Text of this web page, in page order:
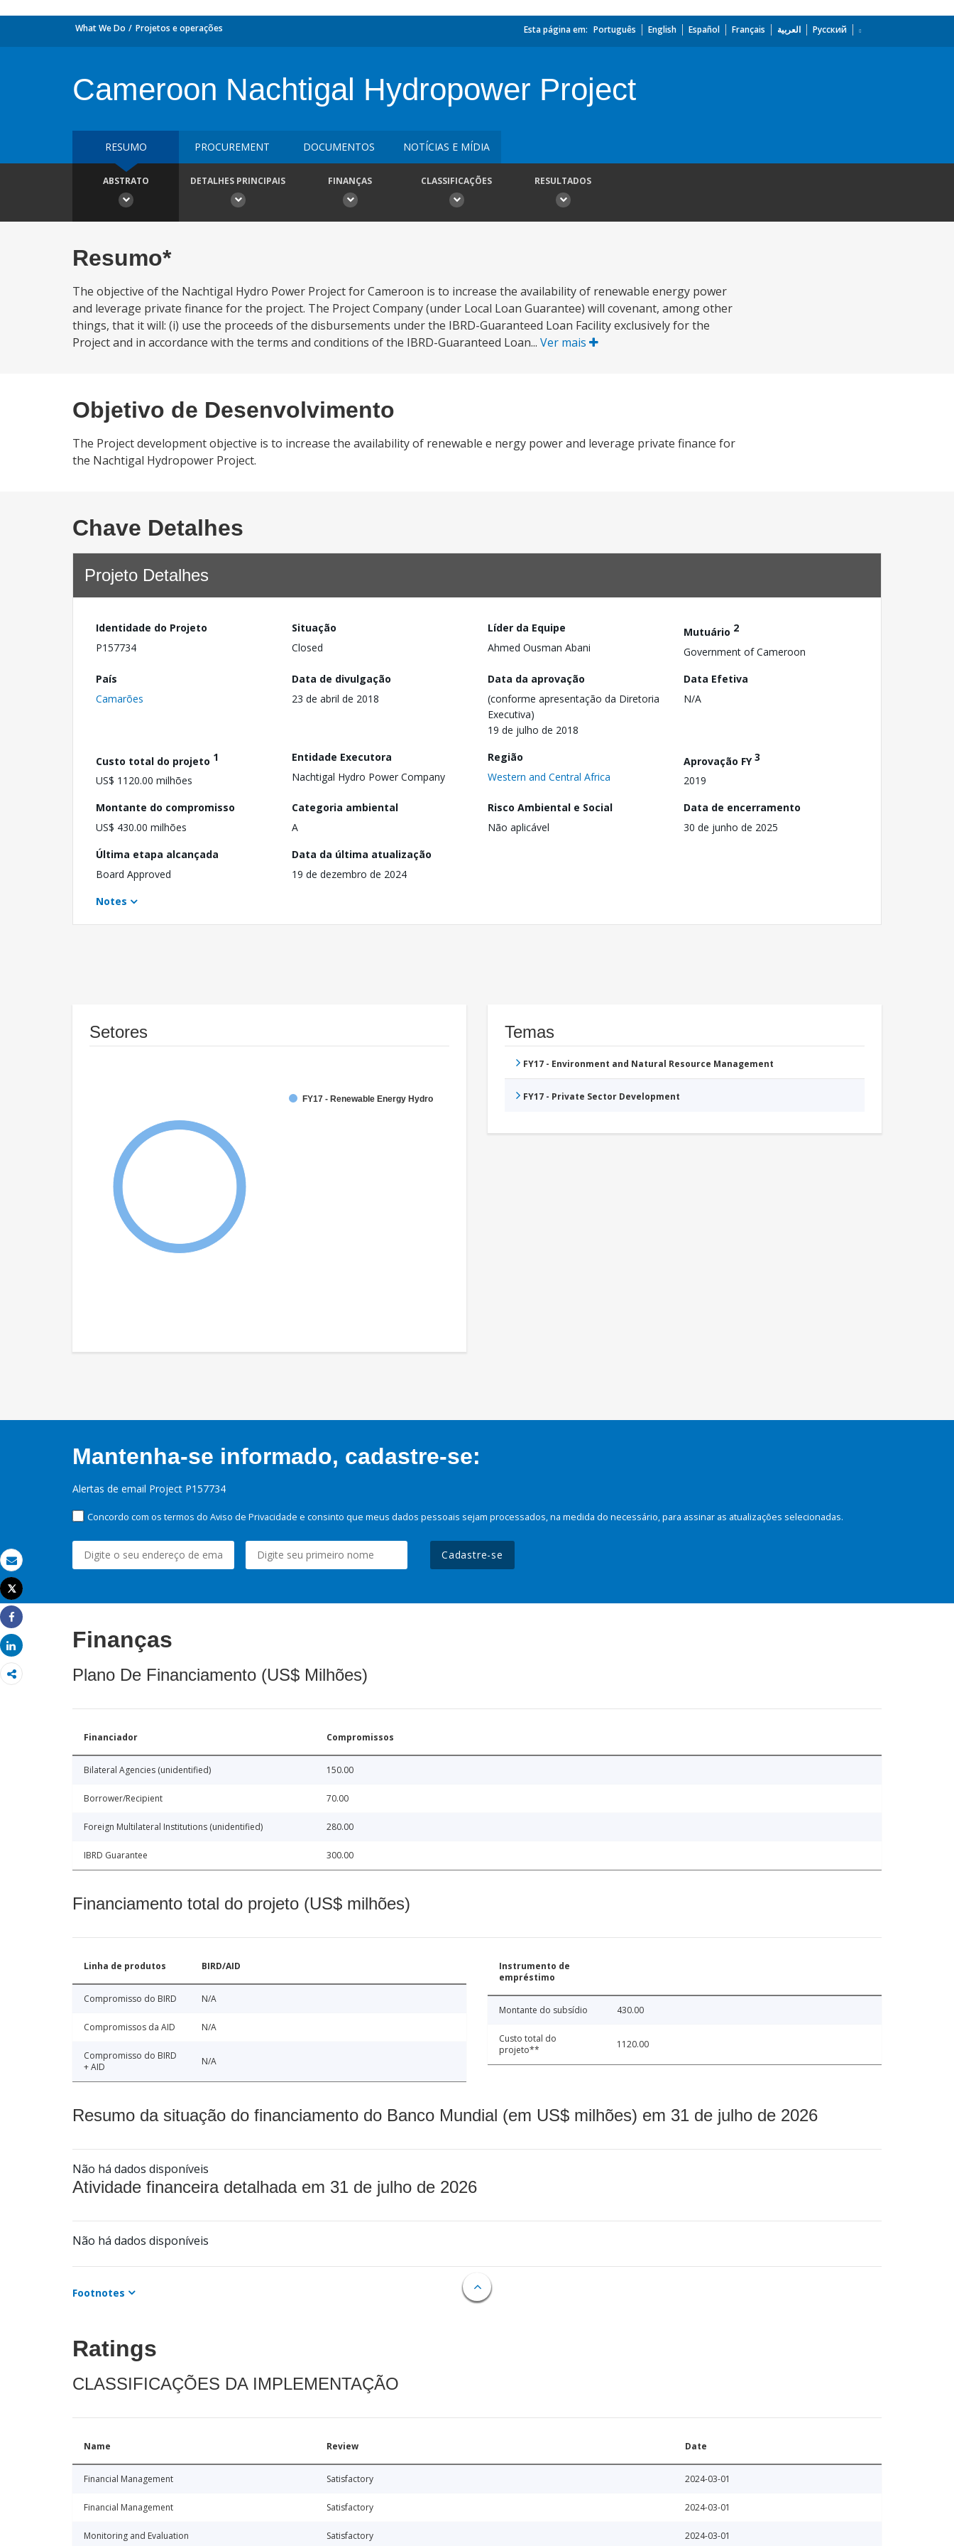
Email
Imprimir
Tweet
Share
Share
What We Do Projetos e operações Esta página em: Português English Español Français العربية Русский
Cameroon Nachtigal Hydropower Project
RESUMO PROCUREMENT DOCUMENTOS NOTÍCIAS E MÍDIA
ABSTRATO DETALHES PRINCIPAIS FINANÇAS CLASSIFICAÇÕES RESULTADOS
Resumo*
The objective of the Nachtigal Hydro Power Project for Cameroon is to increase the availability of renewable energy power
and leverage private finance for the project. The Project Company (under Local Loan Guarantee) will covenant, among other
things, that it will: (i) use the proceeds of the disbursements under the IBRD-Guaranteed Loan Facility exclusively for the
Project and in accordance with the terms and conditions of the IBRD-Guaranteed Loan... Ver mais
Objetivo de Desenvolvimento
The Project development objective is to increase the availability of renewable e nergy power and leverage private finance for
the Nachtigal Hydropower Project.
Chave Detalhes
Projeto Detalhes
Identidade do Projeto
P157734
Situação
Closed
Líder da Equipe
Ahmed Ousman Abani
Mutuário 2
Government of Cameroon
País
Camarões
Data de divulgação
23 de abril de 2018
Data da aprovação
(conforme apresentação da Diretoria
Executiva)
19 de julho de 2018
Data Efetiva
N/A
Custo total do projeto 1
US$ 1120.00 milhões
Entidade Executora
Nachtigal Hydro Power Company
Região
Western and Central Africa
Aprovação FY3
2019
Montante do compromisso
US$ 430.00 milhões
Categoria ambiental
A
Risco Ambiental e Social
Não aplicável
Data de encerramento
30 de junho de 2025
Última etapa alcançada
Board Approved
Data da última atualização
19 de dezembro de 2024
Notes
Setores
FY17 - Renewable Energy Hydro
Temas
FY17 - Environment and Natural Resource Management
FY17 - Private Sector Development
Mantenha-se informado, cadastre-se:
Alertas de email Project P157734
Concordo com os termos do Aviso de Privacidade e consinto que meus dados pessoais sejam processados, na medida do necessário, para assinar as atualizações selecionadas.
Cadastre-se
Finanças
Plano De Financiamento (US$ Milhões)
Financiador Compromissos
Bilateral Agencies (unidentified) 150.00
Borrower/Recipient 70.00
Foreign Multilateral Institutions (unidentified) 280.00
IBRD Guarantee 300.00
Financiamento total do projeto (US$ milhões)
Linha de produtos BIRD/AID
Compromisso do BIRD N/A
Compromissos da AID N/A
Compromisso do BIRD
+ AID
N/A
Instrumento de
empréstimo
Montante do subsídio 430.00
Custo total do
projeto**
1120.00
Resumo da situação do financiamento do Banco Mundial (em US$ milhões) em 31 de julho de 2026
Não há dados disponíveis
Atividade financeira detalhada em 31 de julho de 2026
Não há dados disponíveis
Footnotes
Ratings
CLASSIFICAÇÕES DA IMPLEMENTAÇÃO
Name Review Date
Financial Management Satisfactory 2024-03-01
Financial Management Satisfactory 2024-03-01
Monitoring and Evaluation Satisfactory 2024-03-01